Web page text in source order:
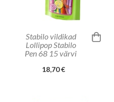
Stabilo vildikad
Lollipop Stabilo
Pen 68 15 värvi
18,70 €